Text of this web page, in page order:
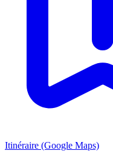
Itinéraire (Google Maps)